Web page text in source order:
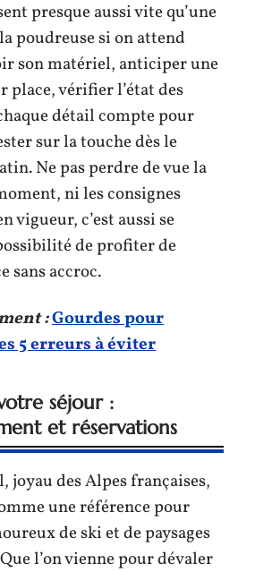
presque aussi vite qu’une
poudreuse si on attend
son matériel, anticiper une
place, vérifier l’état des
détail compte pour
sur la touche dès le
Ne pas perdre de vue la
ni les consignes
vigueur, c’est aussi se
de profiter de
sans accroc.
:Gourdes pour
5 erreurs à éviter
séjour :
et réservations
joyau des Alpes françaises,
une référence pour
de ski et de paysages
l’on vienne pour dévaler